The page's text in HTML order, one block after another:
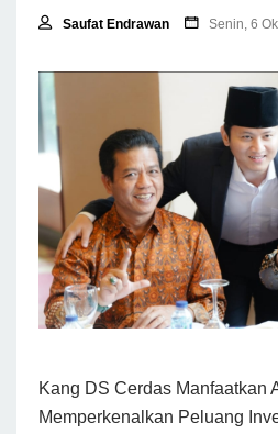
Saufat Endrawan Senin, 6
Kang DS Cerdas Manfaatkan
Memperkenalkan Peluang